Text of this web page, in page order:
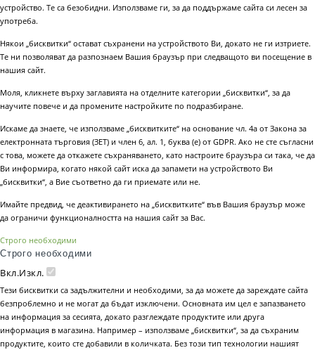
устройство. Те са безобидни. Използваме ги, за да поддържаме сайта си лесен за
употреба.
Някои „бисквитки“ остават съхранени на устройството Ви, докато не ги изтриете.
Те ни позволяват да разпознаем Вашия браузър при следващото ви посещение в
нашия сайт.
Моля, кликнете върху заглавията на отделните категории „бисквитки“, за да
научите повече и да промените настройките по подразбиране.
Искаме да знаете, че използваме „бисквитките“ на основание чл. 4а от Закона за
електронната търговия (ЗЕТ) и член 6, ал. 1, буква (е) от GDPR. Ако не сте съгласни
с това, можете да откажете съхраняването, като настроите браузъра си така, че да
Ви информира, когато някой сайт иска да запамети на устройството Ви
„бисквитки“, а Вие съответно да ги приемате или не.
Имайте предвид, че деактивирането на „бисквитките“ във Вашия браузър може
да ограничи функционалността на нашия сайт за Вас.
Строго необходими
Строго необходими
Вкл.Изкл.
Тези бисквитки са задължителни и необходими, за да можете да зареждате сайта
безпроблемно и не могат да бъдат изключени. Основната им цел е запазването
на информация за сесията, докато разглеждате продуктите или друга
информация в магазина. Например – използваме „бисквитки“, за да съхраним
продуктите, които сте добавили в количката. Без този тип технологии нашият